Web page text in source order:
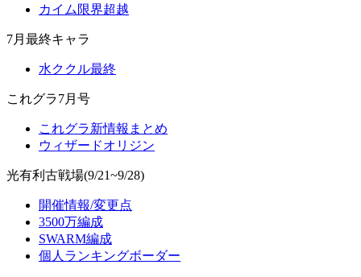
カイム限界超越
7月最終キャラ
水ククル最終
これグラ7月号
これグラ新情報まとめ
ウィザードオリジン
光有利古戦場(9/21~9/28)
開催情報/変更点
3500万編成
SWARM編成
個人ランキングボーダー